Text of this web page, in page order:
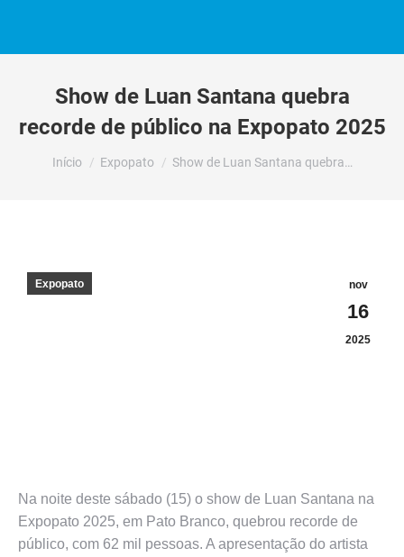
Show de Luan Santana quebra
recorde de público na Expopato 2025
Você está aqui:
Início Expopato Show de Luan Santana quebra…
nov
16
2025
Expopato
Na noite deste sábado (15) o show de Luan Santana na
Expopato 2025, em Pato Branco, quebrou recorde de
público, com 62 mil pessoas. A apresentação do artista